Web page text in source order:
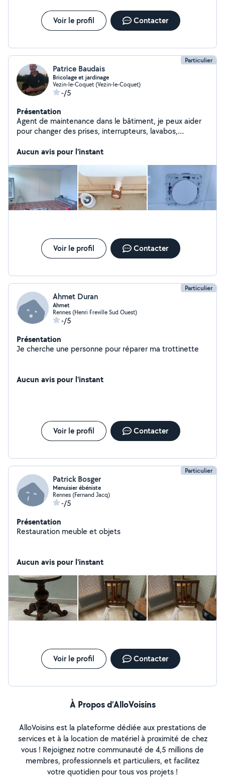
Voir le profil Contacter
Particulier
Patrice Baudais
Bricolage et jardinage
Vezin-le-Coquet (Vezin-le-Coquet)
-/5
Présentation
Agent de maintenance dans le bâtiment, je peux aider
pour changer des prises, interrupteurs, lavabos,
plafond, tapisser, changer une serrure.... j'ai aussi
pelouse, tailler des haies, arbustes, faire des
plantations.
Aucun avis pour l'instant
Voir le profil Contacter
Particulier
Ahmet Duran
Ahmet
Rennes (Henri Freville Sud Ouest)
-/5
Présentation
Je cherche une personne pour réparer ma trottinette
Aucun avis pour l'instant
Voir le profil Contacter
Particulier
Patrick Bosger
Menuisier ébéniste
Rennes (Fernand Jacq)
-/5
Présentation
Restauration meuble et objets
Aucun avis pour l'instant
Voir le profil Contacter
À Propos d’AlloVoisins
AlloVoisins est la plateforme dédiée aux prestations de
services et à la location de matériel à proximité de chez
vous ! Rejoignez notre communauté de 4,5 millions de
membres, professionnels et particuliers, et facilitez
votre quotidien pour tous vos projets !